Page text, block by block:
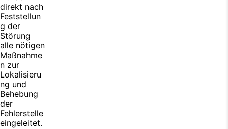
direkt nach
Feststellun
g der
Störung
alle nötigen
Maßnahme
n zur
Lokalisieru
ng und
Behebung
der
Fehlerstelle
eingeleitet.